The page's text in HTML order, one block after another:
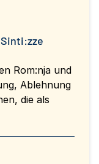
Rom:nja und
Ablehnung
die als